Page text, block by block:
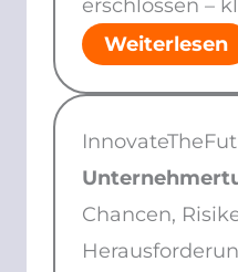
Weiterlesen
Chancen,